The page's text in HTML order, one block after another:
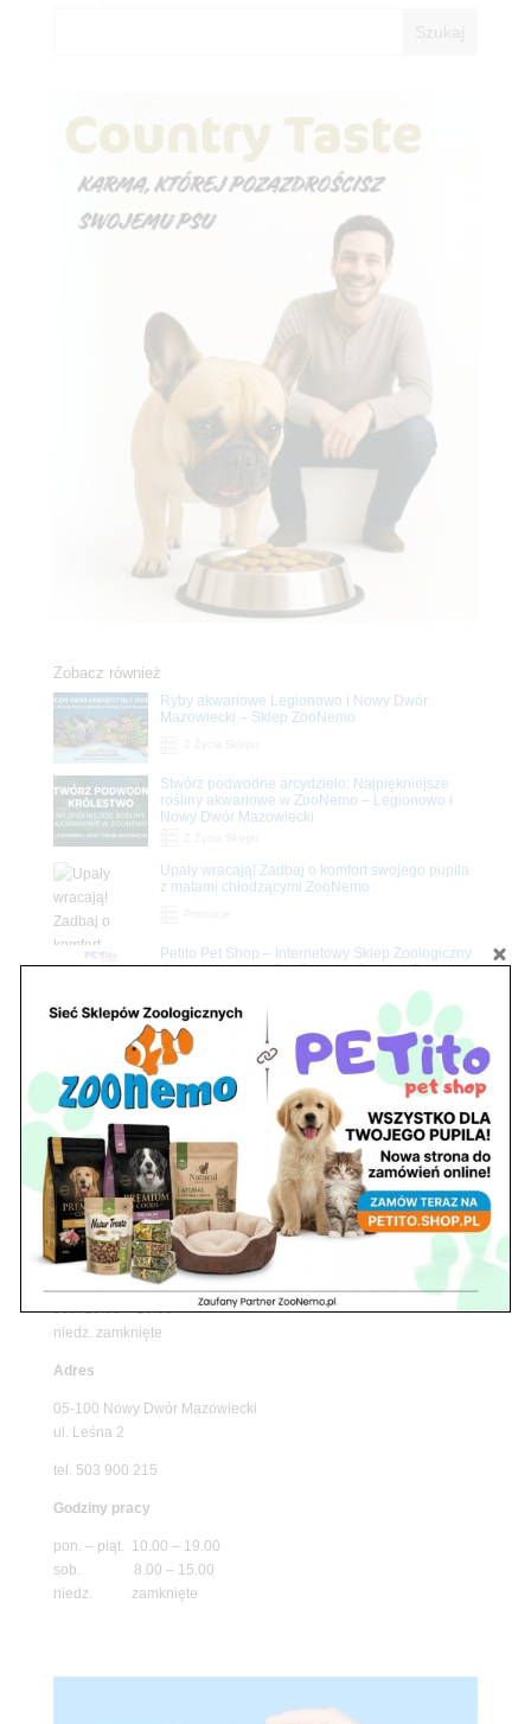
Zobacz również
Ryby akwariowe Legionowo i Nowy Dwór
Mazowiecki – Sklep ZooNemo
Stwórz podwodne arcydzieło: Najpiękniejsze
rośliny akwariowe w ZooNemo – Legionowo i
Nowy Dwór Mazowiecki
Upały wracają! Zadbaj o komfort swojego pupila
z matami chłodzącymi ZooNemo
Petito Pet Shop – Internetowy Sklep Zoologiczny
Online! Wszystko Dla Twojego Pupila | ZooNemo
Znajdź nas
Adres
05-120 Legionowo
ul. Piłsudskiego 31,
pawilon 134
tel./fax. 22 784 71 96
Godziny pracy
pon. – piąt. 10.00 – 19.00
sob. 10.00 – 15.00
niedz. zamknięte
Adres
05-100 Nowy Dwór Mazowiecki
ul. Leśna 2
tel. 503 900 215
Godziny pracy
pon. – piąt. 10.00 – 19.00
sob. 8.00 – 15.00
niedz. zamknięte